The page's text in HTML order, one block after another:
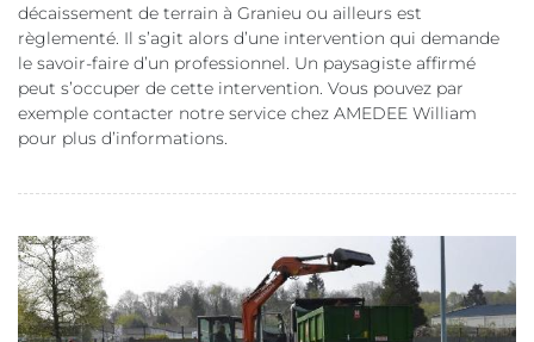
décaissement de terrain à Granieu ou ailleurs est
règlementé. Il s’agit alors d’une intervention qui demande
le savoir-faire d’un professionnel. Un paysagiste affirmé
peut s’occuper de cette intervention. Vous pouvez par
exemple contacter notre service chez AMEDEE William
pour plus d’informations.